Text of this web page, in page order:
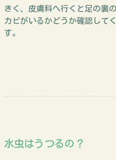
きく、皮膚科へ行くと足の裏
カビがいるかどうか確認して
す。
水虫はうつるの？